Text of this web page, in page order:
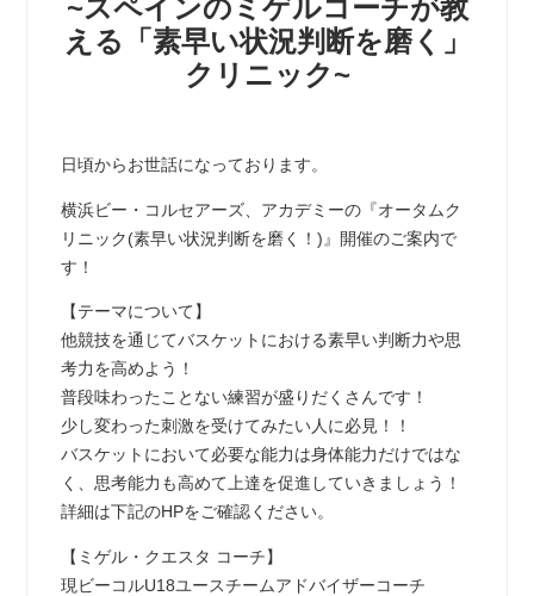
~スペインのミゲルコーチが教
える「素早い状況判断を磨く」
クリニック~
日頃からお世話になっております。
横浜ビー・コルセアーズ、アカデミーの『オータムク
リニック(素早い状況判断を磨く！)』開催のご案内で
す！
【テーマについて】
他競技を通じてバスケットにおける素早い判断力や思
考力を高めよう！
普段味わったことない練習が盛りだくさんです！
少し変わった刺激を受けてみたい人に必見！！
バスケットにおいて必要な能力は身体能力だけではな
く、思考能力も高めて上達を促進していきましょう！
詳細は下記のHPをご確認ください。
【ミゲル・クエスタ コーチ】
現ビーコルU18ユースチームアドバイザーコーチ